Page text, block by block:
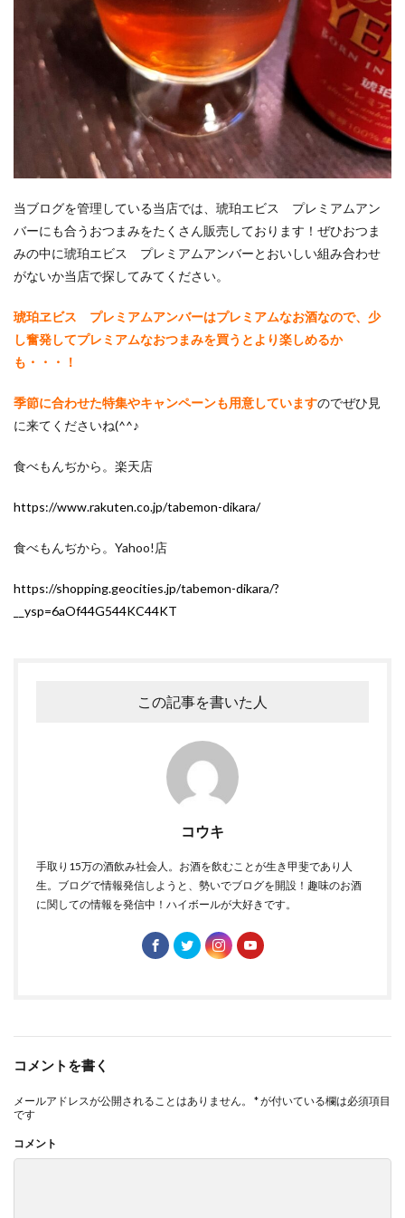
当ブログを管理している当店では、琥珀エビス プレミアムアン
バーにも合うおつまみをたくさん販売しております！ぜひおつま
みの中に琥珀エビス プレミアムアンバーとおいしい組み合わせ
がないか当店で探してみてください。
琥珀ヱビス プレミアムアンバーはプレミアムなお酒なので、少
し奮発してプレミアムなおつまみを買うとより楽しめるか
も・・・！
季節に合わせた特集やキャンペーンも用意していますのでぜひ見
に来てくださいね(^^♪
食べもんぢから。楽天店
https://www.rakuten.co.jp/tabemon-dikara/
食べもんぢから。Yahoo!店
https://shopping.geocities.jp/tabemon-dikara/?
__ysp=6aOf44G544KC44KT
この記事を書いた人
コウキ
手取り15万の酒飲み社会人。お酒を飲むことが生き甲斐であり人
生。ブログで情報発信しようと、勢いでブログを開設！趣味のお酒
に関しての情報を発信中！ハイボールが大好きです。
コメントを書く
メールアドレスが公開されることはありません。 *が付いている欄は必須項目
です
コメント